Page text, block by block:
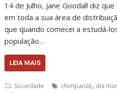
14 de Julho, Jane Goodall diz
em toda a sua área de
que quando comecei a estudá-
população…
LEIA MAIS
Sociedade chimpanzé, dia